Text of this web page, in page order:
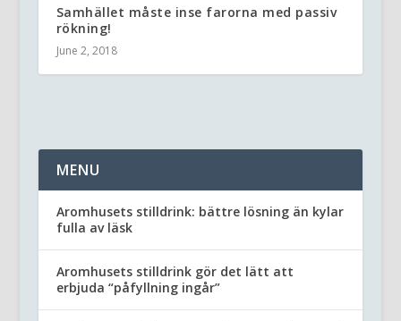
Samhället måste inse farorna med passiv
rökning!
June 2, 2018
MENU
Aromhusets stilldrink: bättre lösning än kylar
fulla av läsk
Aromhusets stilldrink gör det lätt att
erbjuda “påfyllning ingår”